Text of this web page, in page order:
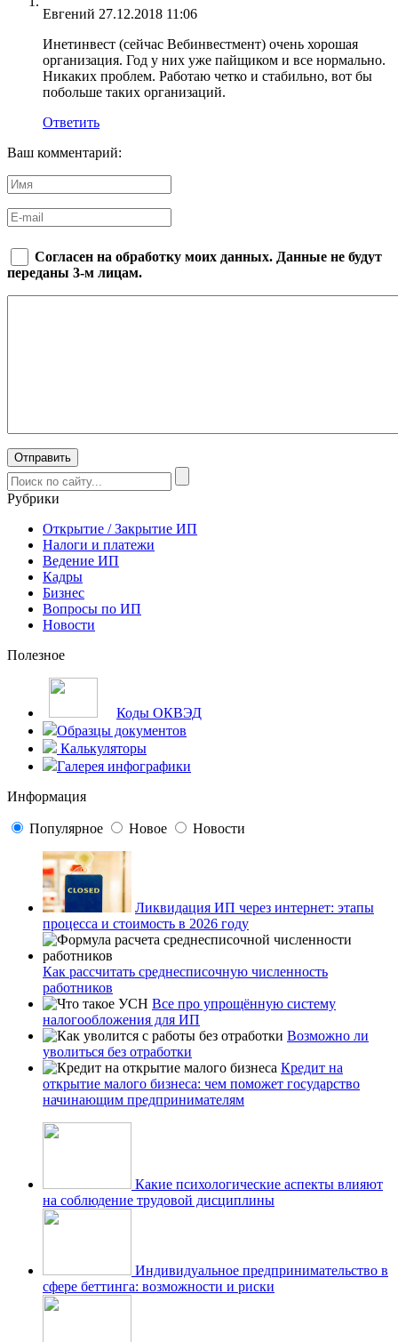
Евгений 27.12.2018 11:06
Инетинвест (сейчас Вебинвестмент) очень хорошая
организация. Год у них уже пайщиком и все нормально.
Никаких проблем. Работаю четко и стабильно, вот бы
побольше таких организаций.
Ответить
Ваш комментарий:
Согласен на обработку моих данных. Данные не будут
переданы 3-м лицам.
Рубрики
Открытие / Закрытие ИП
Налоги и платежи
Ведение ИП
Кадры
Бизнес
Вопросы по ИП
Новости
Полезное
Коды ОКВЭД
Образцы документов
Калькуляторы
Галерея инфографики
Информация
Популярное Новое Новости
Ликвидация ИП через интернет: этапы
процесса и стоимость в 2026 году
Как рассчитать среднесписочную численность
работников
Все про упрощённую систему
налогообложения для ИП
Возможно ли
уволиться без отработки
Кредит на
открытие малого бизнеса: чем поможет государство
начинающим предпринимателям
Какие психологические аспекты влияют
на соблюдение трудовой дисциплины
Индивидуальное предпринимательство в
сфере беттинга: возможности и риски